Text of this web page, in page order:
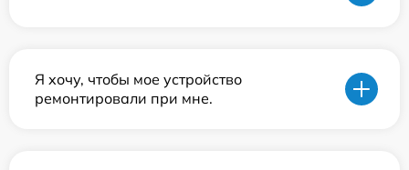
Я хочу, чтобы мое устройство
ремонтировали при мне.